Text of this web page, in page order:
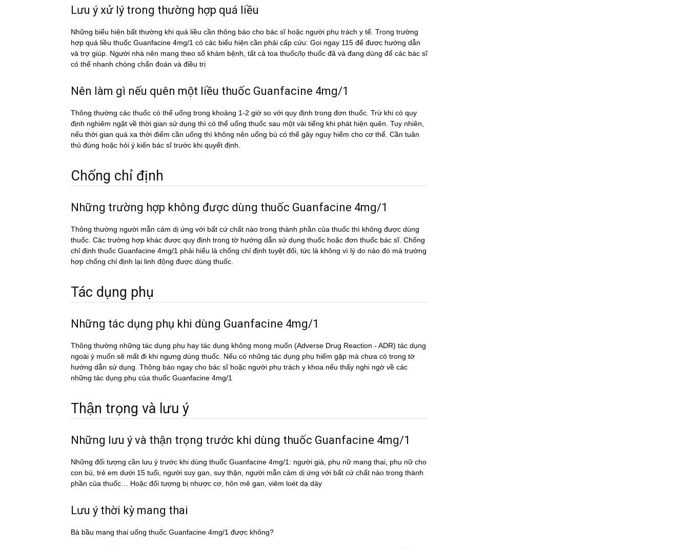
Lưu ý xử lý trong thường hợp quá liều
Những biểu hiện bất thường khi quá liều cần thông báo cho bác sĩ hoặc người phụ trách y tế. Trong trường
hợp quá liều thuốc Guanfacine 4mg/1 có các biểu hiện cần phải cấp cứu: Gọi ngay 115 để được hướng dẫn
và trợ giúp. Người nhà nên mang theo sổ khám bệnh, tất cả toa thuốc/lọ thuốc đã và đang dùng để các bác sĩ
có thể nhanh chóng chẩn đoán và điều trị
Nên làm gì nếu quên một liều thuốc Guanfacine 4mg/1
Thông thường các thuốc có thể uống trong khoảng 1-2 giờ so với quy định trong đơn thuốc. Trừ khi có quy
định nghiêm ngặt về thời gian sử dụng thì có thể uống thuốc sau một vài tiếng khi phát hiện quên. Tuy nhiên,
nếu thời gian quá xa thời điểm cần uống thì không nên uống bù có thể gây nguy hiểm cho cơ thể. Cần tuân
thủ đúng hoặc hỏi ý kiến bác sĩ trước khi quyết định.
Chống chỉ định
Những trường hợp không được dùng thuốc Guanfacine 4mg/1
Thông thường người mẫn cảm dị ứng với bất cứ chất nào trong thành phần của thuốc thì không được dùng
thuốc. Các trường hợp khác được quy định trong tờ hướng dẫn sử dụng thuốc hoặc đơn thuốc bác sĩ. Chống
chỉ định thuốc Guanfacine 4mg/1 phải hiểu là chống chỉ định tuyệt đối, tức là không vì lý do nào đó mà trường
hợp chống chỉ định lại linh động được dùng thuốc.
Tác dụng phụ
Những tác dụng phụ khi dùng Guanfacine 4mg/1
Thông thường những tác dụng phụ hay tác dụng không mong muốn (Adverse Drug Reaction - ADR) tác dụng
ngoài ý muốn sẽ mất đi khi ngưng dùng thuốc. Nếu có những tác dụng phụ hiếm gặp mà chưa có trong tờ
hướng dẫn sử dụng. Thông báo ngay cho bác sĩ hoặc người phụ trách y khoa nếu thấy nghi ngờ về các
những tác dụng phụ của thuốc Guanfacine 4mg/1
Thận trọng và lưu ý
Những lưu ý và thận trọng trước khi dùng thuốc Guanfacine 4mg/1
Những đối tượng cần lưu ý trước khi dùng thuốc Guanfacine 4mg/1: người già, phụ nữ mang thai, phụ nữ cho
con bú, trẻ em dưới 15 tuổi, người suy gan, suy thận, người mẫn cảm dị ứng với bất cứ chất nào trong thành
phần của thuốc… Hoặc đối tượng bị nhược cơ, hôn mê gan, viêm loét dạ dày
Lưu ý thời kỳ mang thai
Bà bầu mang thai uống thuốc Guanfacine 4mg/1 được không?